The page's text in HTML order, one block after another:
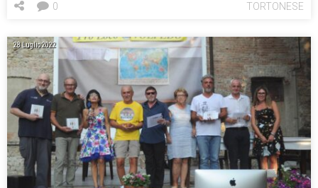
TORTONESE
0
28 Luglio 2022